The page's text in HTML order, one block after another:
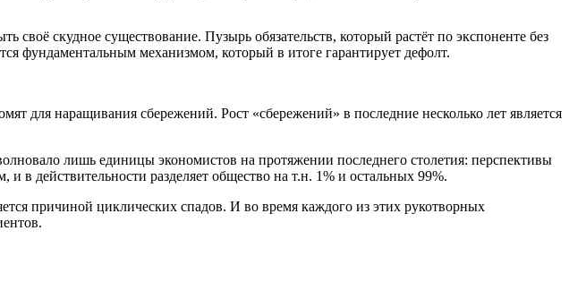
своё скудное существование. Пузырь обязательств, который растёт по экспоненте без
фундаментальным механизмом, который в итоге гарантирует дефолт.
для наращивания сбережений. Рост «сбережений» в последние несколько лет является
лишь единицы экономистов на протяжении последнего столетия: перспективы
в действительности разделяет общество на т.н. 1% и остальных 99%.
причиной циклических спадов. И во время каждого из этих рукотворных